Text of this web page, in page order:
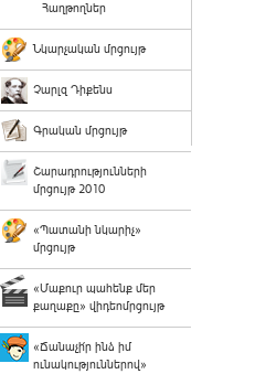
Հաղթողներ
Նկարչական մրցույթ
Չարլզ Դիքենս
Գրական մրցույթ
Շարադրությունների
մրցույթ 2010
«Պատանի նկարիչ»
մրցույթ
«Մաքուր պահենք մեր
քաղաքը» վիդեոմրցույթ
«Ճանաչի՛ր ինձ իմ
ունակություններով»